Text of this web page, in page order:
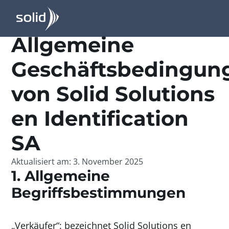
Allgemeine
von Solid Solutions
en Identification
SA
Aktualisiert am: 3. November 2025
1. Allgemeine
Begriffsbestimmungen
„Verkäufer“: bezeichnet Solid Solutions en